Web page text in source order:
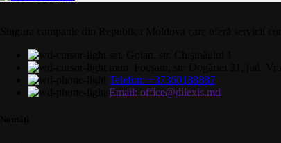
Telefon: +37360188887
Email: office@dilexis.md